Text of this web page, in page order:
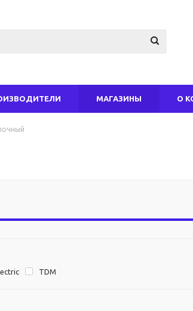
МАГАЗИНЫ О
TDM